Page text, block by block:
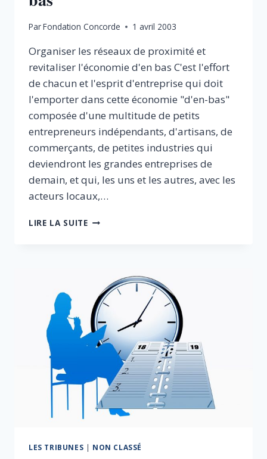
ParFondation Concorde 1 avril 2003
Organiser les réseaux de proximité et
revitaliser l'économie d'en bas C'est l'effort
de chacun et l'esprit d'entreprise qui doit
l'emporter dans cette économie "d'en-bas"
composée d'une multitude de petits
entrepreneurs indépendants, d'artisans, de
commerçants, de petites industries qui
deviendront les grandes entreprises de
demain, et qui, les uns et les autres, avec les
acteurs locaux,…
LIRE LA SUITERENFORCER
ORGANISER
LES
RÉSEAUX
DE
PROXIMITÉ
ET
REVITALISER
L’ÉCONOMIE
D’EN
BAS
LES TRIBUNES | NON CLASSÉ